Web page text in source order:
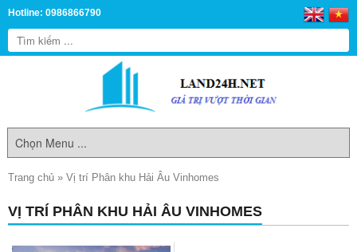
Hotline: 0986866790
Trang chủ » Vị trí Phân khu Hải Âu Vinhomes
VỊ TRÍ PHÂN KHU HẢI ÂU VINHOMES